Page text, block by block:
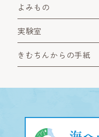
よみもの
実験室
きむちんからの手紙